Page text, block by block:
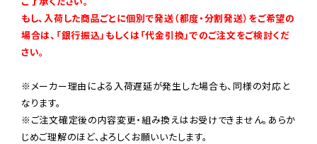
もし、入荷した商品ごとに個別で発送（都度・分割発送）をご希望の
場合は、「銀行振込」もしくは「代金引換」でのご注文をご検討くだ
さい。
※メーカー理由による入荷遅延が発生した場合も、同様の対応と
なります。
※ご注文確定後の内容変更・組み換えはお受けできません。あらか
じめご理解のほど、よろしくお願いいたします。